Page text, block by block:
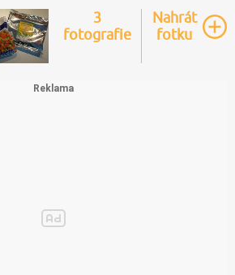
3
fotografie
Nahrát
fotku